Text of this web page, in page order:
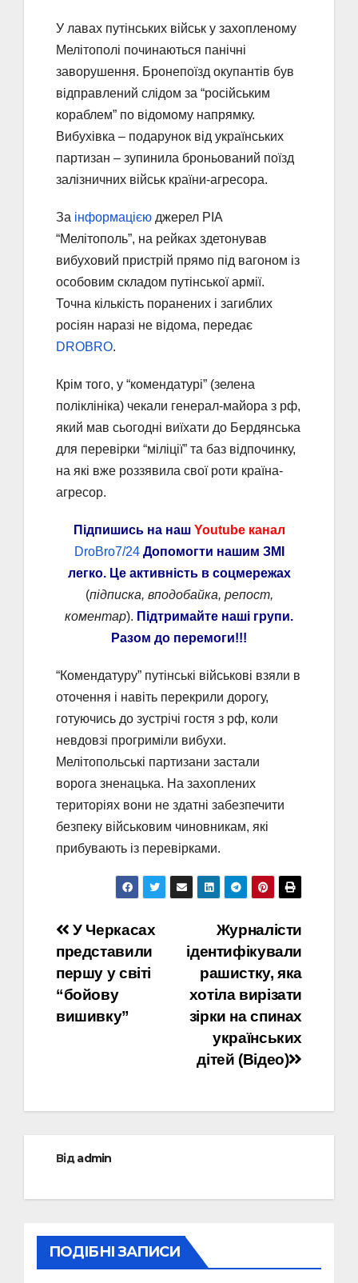
У лавах путінських військ у захопленому
Мелітополі починаються панічні
заворушення. Бронепоїзд окупантів був
відправлений слідом за “російським
кораблем” по відомому напрямку.
Вибухівка – подарунок від українських
партизан – зупинила броньований поїзд
залізничних військ країни-агресора.
За інформацією джерел РІА
“Мелітополь”, на рейках здетонував
вибуховий пристрій прямо під вагоном із
особовим складом путінської армії.
Точна кількість поранених і загиблих
росіян наразі не відома, передає
DROBRO.
Крім того, у “комендатурі” (зелена
поліклініка) чекали генерал-майора з рф,
який мав сьогодні виїхати до Бердянська
для перевірки “міліції” та баз відпочинку,
на які вже роззявила свої роти країна-
агресор.
Підпишись на наш Youtube канал
DroBro7/24 Допомогти нашим ЗМІ
легко. Це активність в соцмережах
(підписка, вподобайка, репост,
коментар). Підтримайте наші групи.
Разом до перемоги!!!
“Комендатуру” путінські військові взяли в
оточення і навіть перекрили дорогу,
готуючись до зустрічі гостя з рф, коли
невдовзі прогриміли вибухи.
Мелітопольські партизани застали
ворога зненацька. На захоплених
територіях вони не здатні забезпечити
безпеку військовим чиновникам, які
прибувають із перевірками.
Навігація
записів
Журналісти
ідентифікували
рашистку, яка
хотіла вирізати
зірки на спинах
українських
дітей (Відео)
У Черкасах
представили
першу у світі
“бойову
вишивку”
Відadmin
ПОДІБНІ ЗАПИСИ